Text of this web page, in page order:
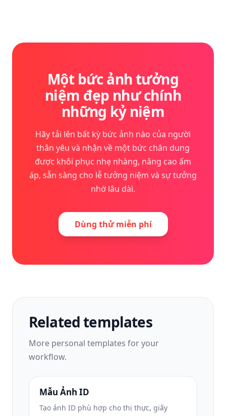
Một bức ảnh tưởng
niệm đẹp như chính
những kỷ niệm
Hãy tải lên bất kỳ bức ảnh nào của người
thân yêu và nhận về một bức chân dung
được khôi phục nhẹ nhàng, nâng cao ấm
áp, sẵn sàng cho lễ tưởng niệm và sự tưởng
nhớ lâu dài.
Dùng thử miễn phí
Related templates
More personal templates for your
workflow.
Mẫu Ảnh ID
Tạo ảnh ID phù hợp cho thị thực, giấy